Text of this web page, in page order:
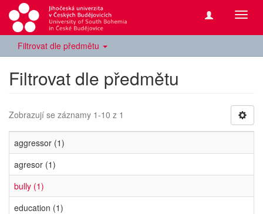
Filtrovat dle předmětu
Filtrovat dle předmětu
Zobrazují se záznamy 1-10 z 1
aggressor (1)
agresor (1)
bully (1)
education (1)